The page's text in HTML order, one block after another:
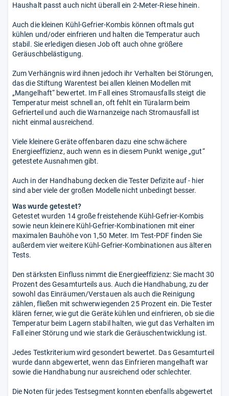
Haushalt passt auch nicht überall ein 2-Meter-Riese hinein.
Auch die kleinen Kühl-Gefrier-Kombis können oftmals gut
kühlen und/oder einfrieren und halten die Temperatur auch
stabil. Sie erledigen diesen Job oft auch ohne größere
Geräuschbelästigung.
Zum Verhängnis wird ihnen jedoch ihr Verhalten bei Störungen,
das die Stiftung Warentest bei allen kleinen Modellen mit
„Mangelhaft“ bewertet. Im Fall eines Stromausfalls steigt die
Temperatur meist schnell an, oft fehlt ein Türalarm beim
Gefrierteil und auch die Warnanzeige nach Stromausfall ist
nicht einmal ausreichend.
Viele kleinere Geräte offenbaren dazu eine schwächere
Energieeffizienz, auch wenn es in diesem Punkt wenige „gut“
getestete Ausnahmen gibt.
Auch in der Handhabung decken die Tester Defizite auf - hier
sind aber viele der großen Modelle nicht unbedingt besser.
Was wurde getestet?
Getestet wurden 14 große freistehende Kühl-Gefrier-Kombis
sowie neun kleinere Kühl-Gefrier-Kombinationen mit einer
maximalen Bauhöhe von 1,50 Meter. Im Test-PDF finden Sie
außerdem vier weitere Kühl-Gefrier-Kombinationen aus älteren
Tests.
Den stärksten Einfluss nimmt die Energieeffizienz: Sie macht 30
Prozent des Gesamturteils aus. Auch die Handhabung, zu der
sowohl das Einräumen/Verstauen als auch die Reinigung
zählen, fließen mit schwerwiegenden 25 Prozent ein. Die Tester
klären ferner, wie gut die Geräte kühlen und einfrieren, ob sie die
Temperatur beim Lagern stabil halten, wie gut das Verhalten im
Fall einer Störung und wie stark die Geräuschentwicklung ist.
Jedes Testkriterium wird gesondert bewertet. Das Gesamturteil
wurde dann abgewertet, wenn das Einfrieren mangelhaft war
sowie die Handhabung nur ausreichend oder schlechter.
Die Noten für jedes Testsegment konnten ebenfalls abgewertet